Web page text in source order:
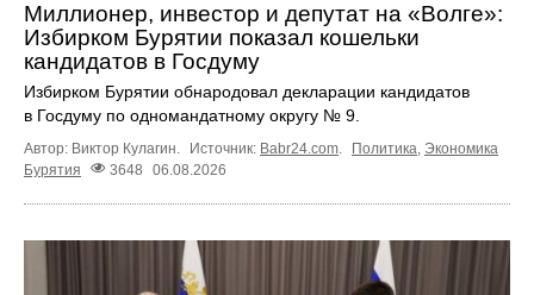
Миллионер, инвестор и депутат на «Волге»:
Избирком Бурятии показал кошельки
кандидатов в Госдуму
Избирком Бурятии обнародовал декларации кандидатов
в Госдуму по одномандатному округу № 9.
Автор: Виктор Кулагин. Источник: Babr24.com. Политика, Экономика
Бурятия
3648 06.08.2026